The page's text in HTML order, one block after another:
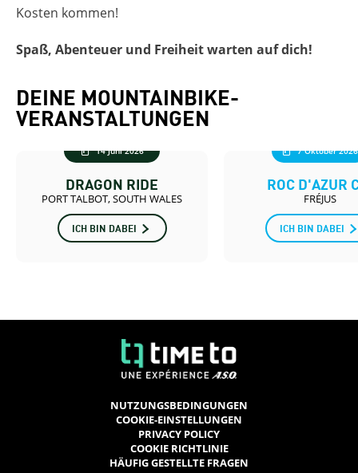
Kosten kommen!
Spaß, Abenteuer und Freiheit warten auf dich!
DEINE MOUNTAINBIKE-
VERANSTALTUNGEN
14 Juni 2026
DRAGON RIDE
PORT TALBOT, SOUTH WALES
ICH BIN DABEI
7 Oktober 2026
ROC D'AZUR
FRÉJUS
ICH BIN DABEI
NUTZUNGSBEDINGUNGEN
COOKIE-EINSTELLUNGEN
PRIVACY POLICY
COOKIE RICHTLINIE
HÄUFIG GESTELLTE FRAGEN